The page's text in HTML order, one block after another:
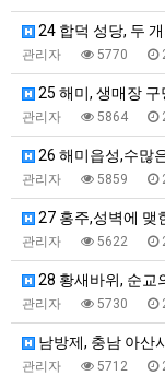
24 합덕 성당, 두 개
관리자 5770
25 해미, 생매장 구
관리자 5864
26 해미읍성,수많은
관리자 5859
27 홍주,성벽에 맺
관리자 5622
28 황새바위, 순교의
관리자 5730
남방제, 충남 아산
관리자 5712